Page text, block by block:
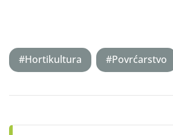
#Hortikultura #Povrćarstvo
navigation